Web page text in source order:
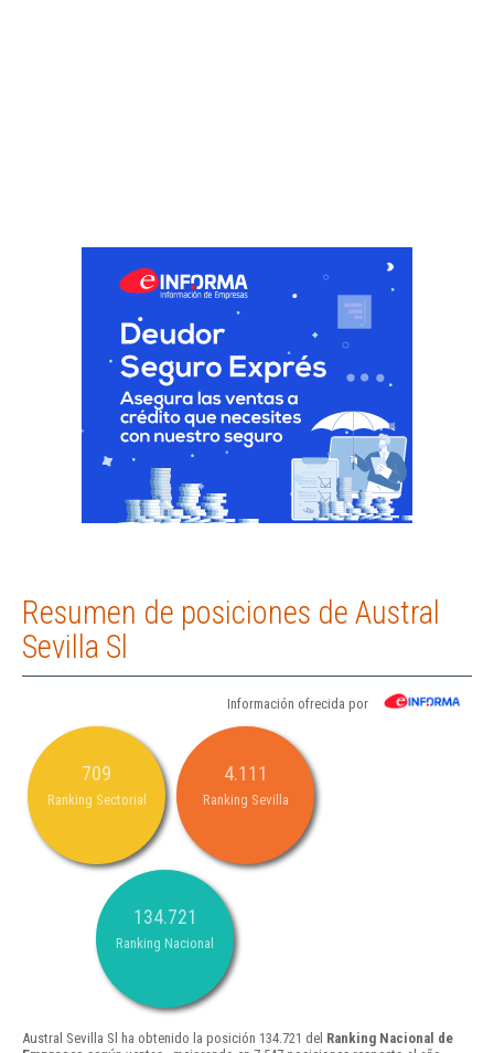
Resumen de posiciones de Austral
Sevilla Sl
Información ofrecida por
709
Ranking Sectorial
4.111
Ranking Sevilla
134.721
Ranking Nacional
Austral Sevilla Sl ha obtenido la posición 134.721 del Ranking Nacional de